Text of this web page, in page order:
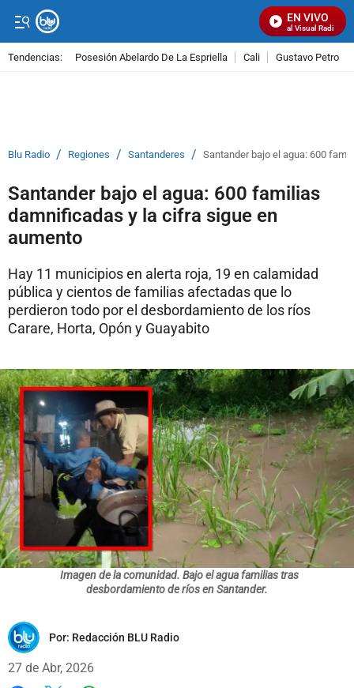
EN VIVO
Señal Visual Radio
Tendencias: Posesión Abelardo De La Espriella Cali Gustavo Petro
Blu Radio / Regiones / Santanderes / Santander bajo el agua: 600
Santander bajo el agua: 600 familias
damnificadas y la cifra sigue en
aumento
Hay 11 municipios en alerta roja, 19 en calamidad
pública y cientos de familias afectadas que lo
perdieron todo por el desbordamiento de los ríos
Carare, Horta, Opón y Guayabito
Imagen de la comunidad. Bajo el agua familias tras
desbordamiento de ríos en Santander.
Por: Redacción BLU Radio
27 de Abr, 2026